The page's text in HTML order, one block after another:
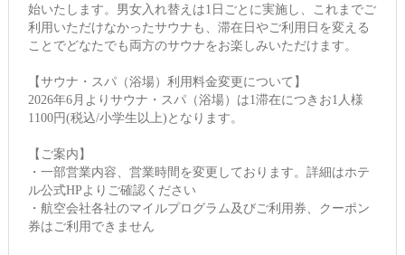
始いたします。男女入れ替えは1日ごとに実施し、これまでご
利用いただけなかったサウナも、滞在日やご利用日を変える
ことでどなたでも両方のサウナをお楽しみいただけます。
【サウナ・スパ（浴場）利用料金変更について】
2026年6月よりサウナ・スパ（浴場）は1滞在につきお1人様
1100円(税込/小学生以上)となります。
【ご案内】
・一部営業内容、営業時間を変更しております。詳細はホテ
ル公式HPよりご確認ください
・航空会社各社のマイルプログラム及びご利用券、クーポン
券はご利用できません